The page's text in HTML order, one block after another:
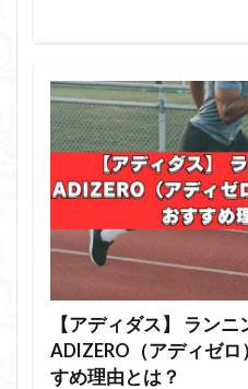
【アディダス】 ラン
ADIZERO（アディゼロ
すめ理由とは？